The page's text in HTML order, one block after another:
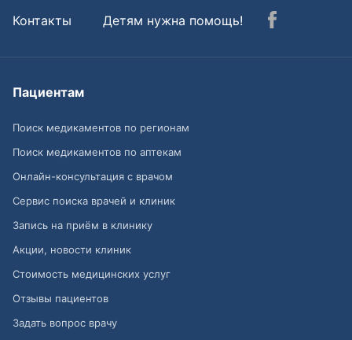
Контакты
Детям нужна помощь!
Пациентам
Поиск медикаментов по регионам
Поиск медикаментов по аптекам
Онлайн-консультация с врачом
Сервис поиска врачей и клиник
Запись на приём в клинику
Акции, новости клиник
Стоимость медицинских услуг
Отзывы пациентов
Задать вопрос врачу